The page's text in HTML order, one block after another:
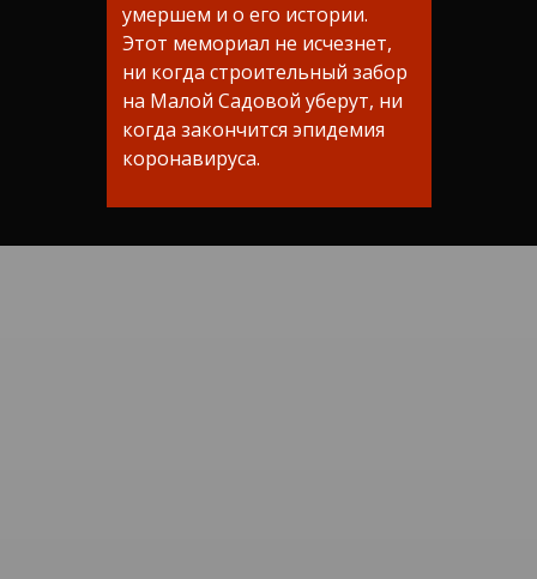
умершем и о его истории.
Этот мемориал не исчезнет,
ни когда строительный забор
на Малой Садовой уберут, ни
когда закончится эпидемия
коронавируса.